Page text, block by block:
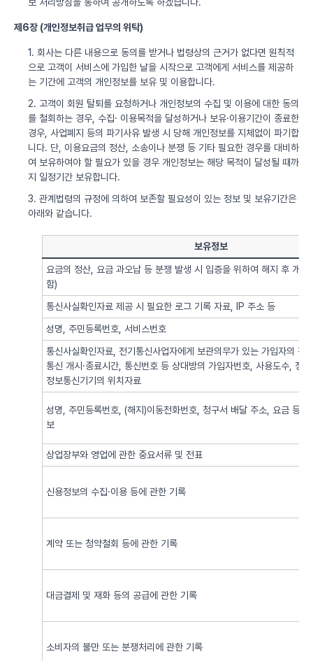
제6장 (개인정보취급 업무의 위탁)
1. 회사는 다른 내용으로 동의를 받거나 법령상의 근거가 없다면 원칙적
으로 고객이 서비스에 가입한 날을 시작으로 고객에게 서비스를 제공하
는 기간에 고객의 개인정보를 보유 및 이용합니다.
2. 고객이 회원 탈퇴를 요청하거나 개인정보의 수집 및 이용에 대한 동의
를 철회하는 경우, 수집· 이용목적을 달성하거나 보유·이용기간이 종료한
경우, 사업폐지 등의 파기사유 발생 시 당해 개인정보를 지체없이 파기합
니다. 단, 이용요금의 정산, 소송이나 분쟁 등 기타 필요한 경우를 대비하
여 보유하여야 할 필요가 있을 경우 개인정보는 해당 목적이 달성될 때까
지 일정기간 보유합니다.
3. 관계법령의 규정에 의하여 보존할 필요성이 있는 정보 및 보유기간은
아래와 같습니다.
보유정보
요금의 정산, 요금 과오납 등 분쟁 발생 시 입증을 위하여 해지 후 개인
함)
통신사실확인자료 제공 시 필요한 로그 기록 자료, IP 주소 등
성명, 주민등록번호, 서비스번호
통신사실확인자료, 전기통신사업자에게 보관의무가 있는 가입자의 전
통신 개시·종료시간, 통신번호 등 상대방의 가입자번호, 사용도수, 정
정보통신기기의 위치자료
성명, 주민등록번호, (해지)이동전화번호, 청구서 배달 주소, 요금 등
보
상업장부와 영업에 관한 중요서류 및 전표
신용정보의 수집·이용 등에 관한 기록
계약 또는 청약철회 등에 관한 기록
대금결제 및 재화 등의 공급에 관한 기록
소비자의 불만 또는 분쟁처리에 관한 기록